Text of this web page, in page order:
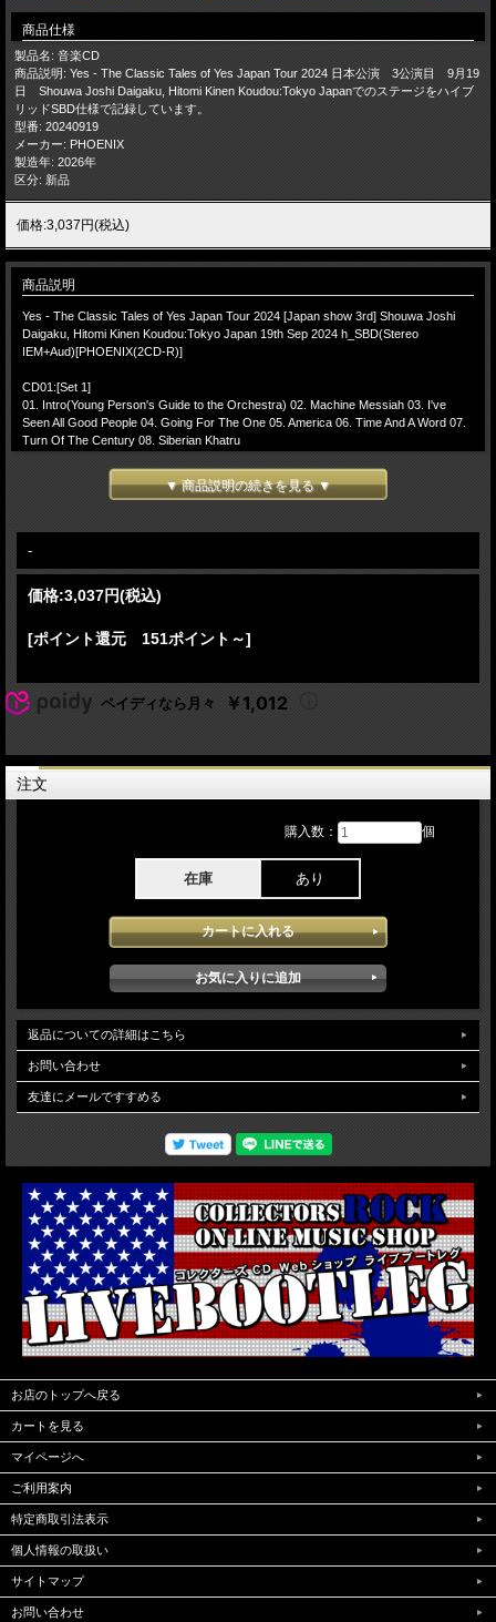
商品仕様
製品名: 音楽CD
商品説明: Yes - The Classic Tales of Yes Japan Tour 2024 日本公演 3公演目 9月19
日 Shouwa Joshi Daigaku, Hitomi Kinen Koudou:Tokyo Japanでのステージをハイブ
リッドSBD仕様で記録しています。
型番: 20240919
メーカー: PHOENIX
製造年: 2026年
区分: 新品
価格:3,037円(税込)
商品説明
Yes - The Classic Tales of Yes Japan Tour 2024 [Japan show 3rd] Shouwa Joshi
Daigaku, Hitomi Kinen Koudou:Tokyo Japan 19th Sep 2024 h_SBD(Stereo
IEM+Aud)[PHOENIX(2CD-R)]
CD01:[Set 1]
01. Intro(Young Person's Guide to the Orchestra) 02. Machine Messiah 03. I've
Seen All Good People 04. Going For The One 05. America 06. Time And A Word 07.
Turn Of The Century 08. Siberian Khatru
01. South Side Of The Sky 02. Cut From The Stars 03. The Revealing Science Of
Geoff Downes - keyboards
Billy Sherwood - bass, backing vocals
Yes - The Classic Tales of Yes Japan Tour 2024 日本公演 3公演目 9月19日
Shouwa Joshi Daigaku, Hitomi Kinen Koudou:Tokyo Japanでのステージをハイブリ
されアルバムを約20分間に凝縮したアレンジでのナンバーや日本未発表ナンバーな
どとても内容の充実したステージとなっておりYes全盛期を感じさせるとても楽し
める内容となっています。soundqualityは最近ネットに公開されたマルチIEMソー
おりダイレクト感や音の分離感も問題なく安定した高音質で楽しむことが出来ま
▼ 商品説明の続きを見る ▼
-
価格:3,037円(税込)
[ポイント還元 151ポイント～]
ペイディなら月々 ￥1,012
注文
購入数： 個
在庫 あり
返品についての詳細はこちら
お問い合わせ
友達にメールですすめる
お店のトップへ戻る
カートを見る
マイページへ
ご利用案内
特定商取引法表示
個人情報の取扱い
サイトマップ
お問い合わせ